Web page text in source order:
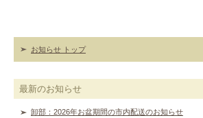
お知らせ トップ
最新のお知らせ
卸部：2026年お盆期間の市内配送のお知らせ